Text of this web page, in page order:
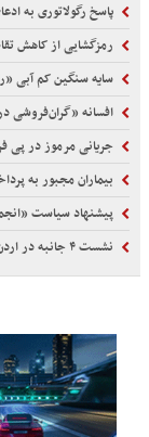
پاسخ رگولاتوری به
رمزگشایی از کاهش
سایه سنگین کم آبی
افسانه «گران‌فروشی
جریانی مرموز در پی
بیماران مجبور به
پیشنهاد سیاست
نشست ۴ جانبه در اردن با محوریت ایران و آمریکا